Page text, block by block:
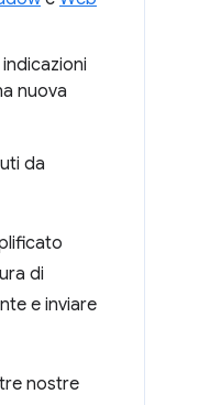
nuova
da
di
e inviare
nostre